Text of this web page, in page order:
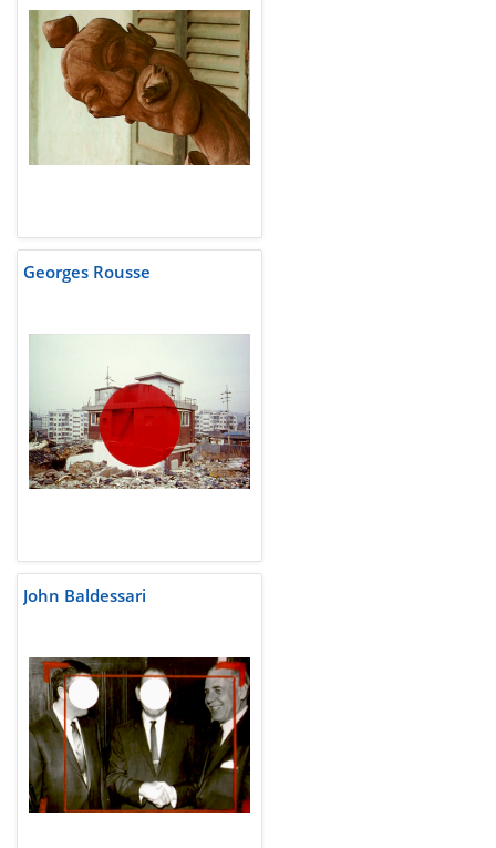
Georges Rousse
John Baldessari